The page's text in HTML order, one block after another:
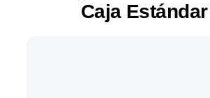
Caja Estándar